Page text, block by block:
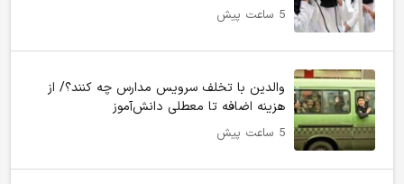
5 ساعت پیش
والدین با تخلف سرویس مدارس چه کنند؟/ از
هزینه اضافه تا معطلی دانش‌آموز
5 ساعت پیش